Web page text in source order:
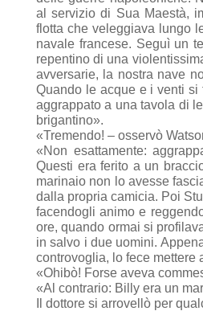
al servizio di Sua Maestà,
flotta che veleggiava lungo
navale francese. Seguì un
repentino di una
avversarie, la nostra nave
Quando le acque e i venti
aggrappato a una tavola di
brigantino».
«Tremendo! – osservò
«Non esattamente:
Questi era ferito a un
marinaio non lo avesse
dalla propria camicia. Poi
facendogli animo e
ore, quando ormai si
in salvo i due uomini.
controvoglia, lo fece mettere
«Ohibò! Forse aveva
«Al contrario: Billy era un
Il dottore si arrovellò per